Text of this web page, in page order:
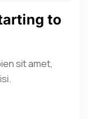
to
sit amet,